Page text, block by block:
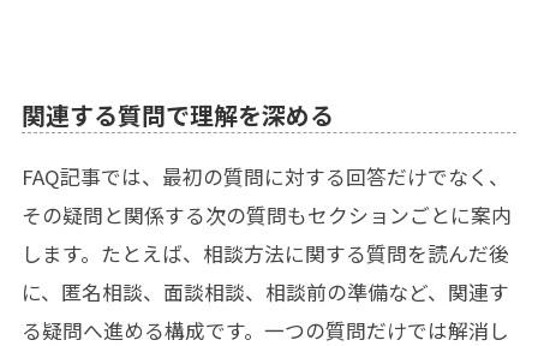
関連する質問で理解を深める
FAQ記事では、最初の質問に対する回答だけでなく、
その疑問と関係する次の質問もセクションごとに案内
します。たとえば、相談方法に関する質問を読んだ後
に、匿名相談、面談相談、相談前の準備など、関連す
る疑問へ進める構成です。一つの質問だけでは解消し